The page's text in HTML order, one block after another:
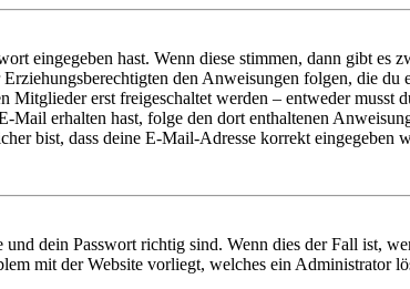
eingegeben hast. Wenn diese stimmen, dann gibt es
den Anweisungen folgen, die
erst freigeschaltet werden – entweder musst
erhalten hast, folge den dort enthaltenen
bist, dass deine E-Mail-Adresse korrekt eingegeben
dein Passwort richtig sind. Wenn dies der Fall ist,
mit der Website vorliegt, welches ein Administrator